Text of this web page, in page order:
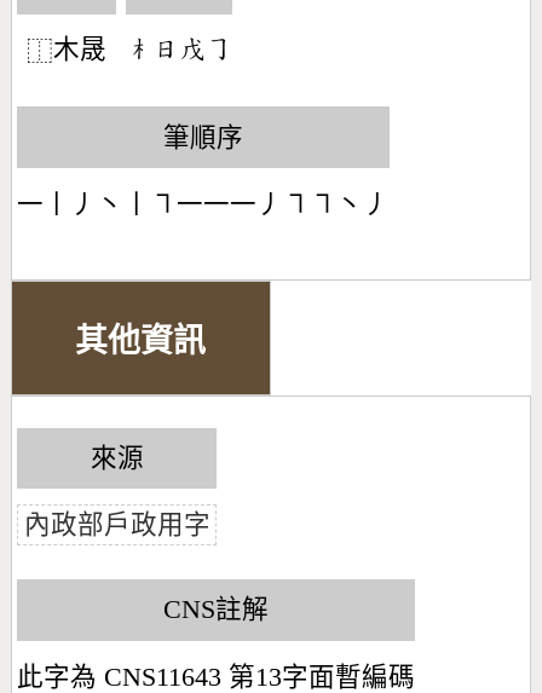
⿰木晟 󶂸󶃐󶄦󶀊
筆順序
一丨丿丶丨㇕一一一丿㇕㇕丶丿
其他資訊
來源
內政部戶政用字
CNS註解
此字為 CNS11643 第13字面暫編碼